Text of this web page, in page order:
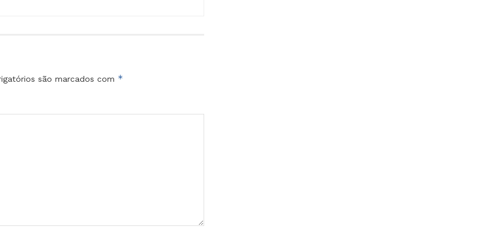
são marcados com *